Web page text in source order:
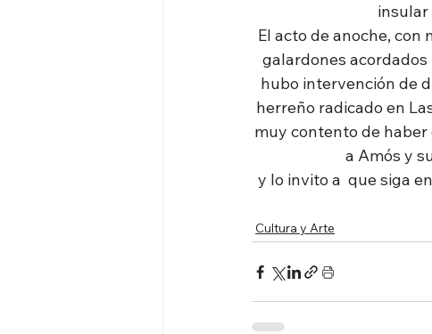
insular
El acto de anoche, con
galardones
hubo intervención de
herreño radicado en
muy contento de
a Amós y
y lo invito a  que siga
Cultura y Arte